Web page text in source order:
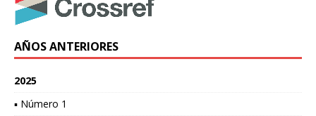
AÑOS ANTERIORES
2025
▪ Número 1